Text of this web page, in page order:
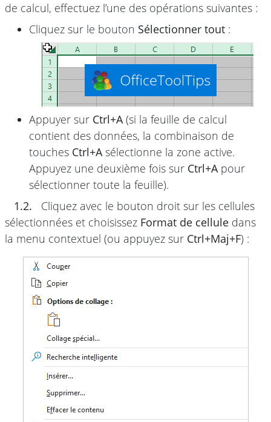
de calcul, effectuez l’une des opérations suivantes :
Cliquez sur le bouton Sélectionner tout :
Appuyer sur Ctrl+A(si la feuille de calcul
contient des données, la combinaison de
touches Ctrl+Asélectionne la zone active.
Appuyez une deuxième fois sur Ctrl+Apour
sélectionner toute la feuille).
1.2.
Cliquez avec le bouton droit sur les cellules
sélectionnées et choisissez Format de cellule dans
la menu contextuel (ou appuyez sur Ctrl+Maj+F) :